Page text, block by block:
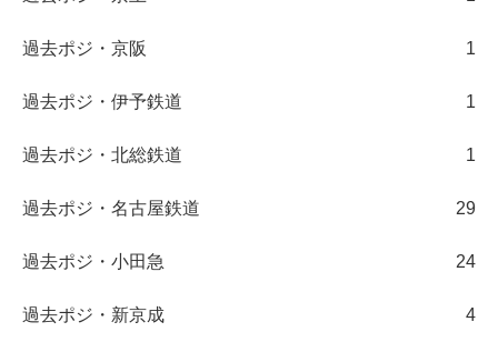
過去ポジ・京阪 1
過去ポジ・伊予鉄道 1
過去ポジ・北総鉄道 1
過去ポジ・名古屋鉄道 29
過去ポジ・小田急 24
過去ポジ・新京成 4